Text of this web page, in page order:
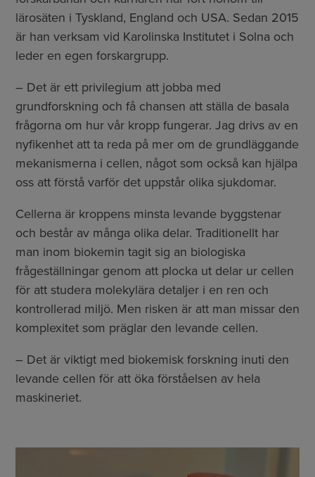
lärosäten i Tyskland, England och USA. Sedan 2015
är han verksam vid Karolinska Institutet i Solna och
leder en egen forskargrupp.
– Det är ett privilegium att jobba med
grundforskning och få chansen att ställa de basala
frågorna om hur vår kropp fungerar. Jag drivs av en
nyfikenhet att ta reda på mer om de grundläggande
mekanismerna i cellen, något som också kan hjälpa
oss att förstå varför det uppstår olika sjukdomar.
Cellerna är kroppens minsta levande byggstenar
och består av många olika delar. Traditionellt har
man inom biokemin tagit sig an biologiska
frågeställningar genom att plocka ut delar ur cellen
för att studera molekylära detaljer i en ren och
kontrollerad miljö. Men risken är att man missar den
komplexitet som präglar den levande cellen.
– Det är viktigt med biokemisk forskning inuti den
levande cellen för att öka förståelsen av hela
maskineriet.